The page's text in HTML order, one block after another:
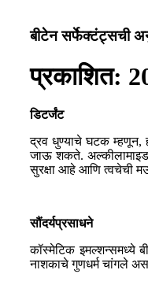
बीटेन सर्फेक्टंट्सची
प्रकाशित:
डिटर्जंट
द्रव धुण्याचे घटक म्हणून,
जाऊ शकते. अल्कीलामाइड
सुरक्षा आहे आणि त्वचेची
सौंदर्यप्रसाधने
कॉस्मेटिक इमल्शन्समध्ये
नाशकाचे गुणधर्म चांगले